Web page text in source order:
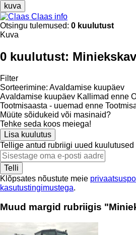
kuva
Claas info
Otsingu tulemused: 0 kuulutust
Kuva
0 kuulutust:
Filter
Sorteerimine: Avaldamise kuupäev
Avaldamise kuupäev Kallimad enne
Tootmisaasta - uuemad enne
Müüte sõidukeid või masinaid?
Tehke seda koos meiega!
Lisa kuulutus
Tellige antud rubriigi uued kuulutused
Telli
Klõpsates nõustute meie
kasutustingimustega.
Muud margid rubriigis